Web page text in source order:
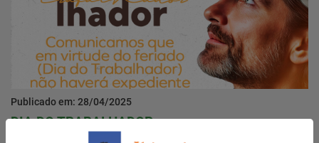
Publicado em: 28/04/2025
DIA DO TRABALHADOR